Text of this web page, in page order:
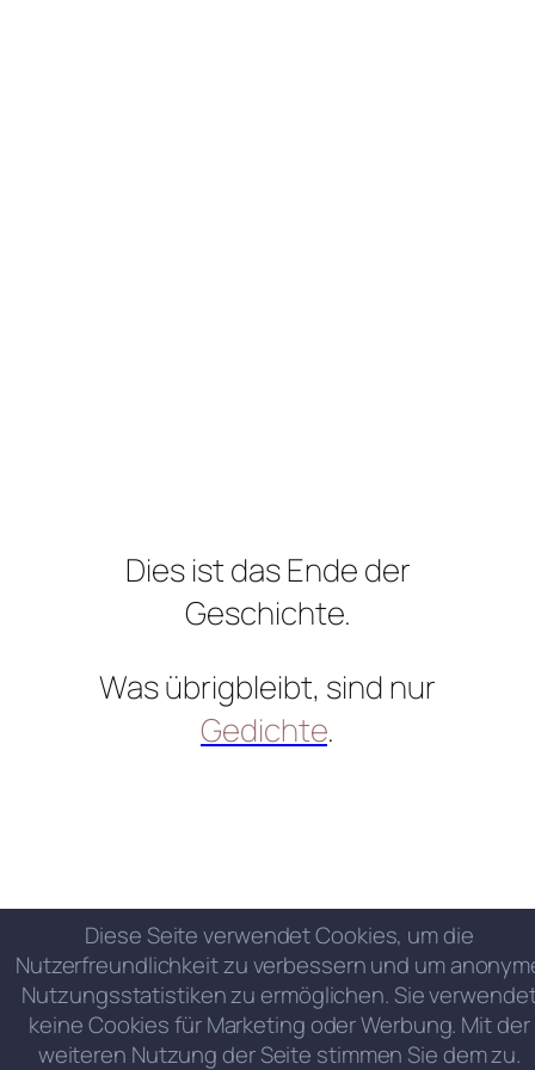
Dies ist das Ende der
Geschichte.
Was übrigbleibt, sind nur
Gedichte.
Diese Seite verwendet Cookies, um die
Nutzerfreundlichkeit zu verbessern und um
Nutzungsstatistiken zu ermöglichen. Sie
keine Cookies für Marketing oder Werbung. Mit der
weiteren Nutzung der Seite stimmen Sie dem zu.